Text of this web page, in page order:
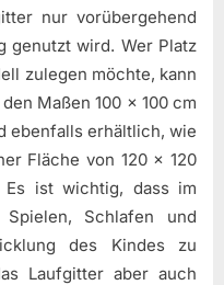
nur vorübergehend
genutzt wird. Wer Platz
zulegen möchte, kann
Maßen 100 x 100 cm
ebenfalls erhältlich, wie
Fläche von 120 x 120
ist wichtig, dass im
Schlafen und
des Kindes zu
Laufgitter aber auch